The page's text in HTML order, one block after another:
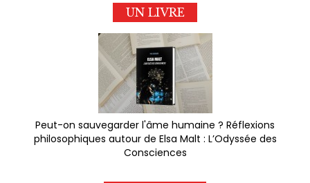
UN LIVRE
Peut-on sauvegarder l'âme humaine ? Réflexions
philosophiques autour de Elsa Malt : L’Odyssée des
Consciences